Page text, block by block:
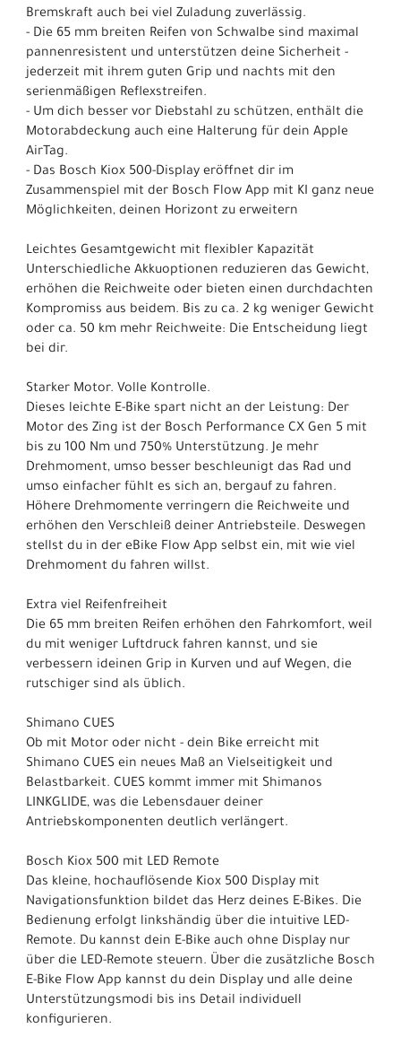
Bremskraft auch bei viel Zuladung zuverlässig.
- Die 65 mm breiten Reifen von Schwalbe sind maximal
pannenresistent und unterstützen deine Sicherheit -
jederzeit mit ihrem guten Grip und nachts mit den
serienmäßigen Reflexstreifen.
- Um dich besser vor Diebstahl zu schützen, enthält die
Motorabdeckung auch eine Halterung für dein Apple
AirTag.
- Das Bosch Kiox 500-Display eröffnet dir im
Zusammenspiel mit der Bosch Flow App mit KI ganz neue
Möglichkeiten, deinen Horizont zu erweitern
Leichtes Gesamtgewicht mit flexibler Kapazität
Unterschiedliche Akkuoptionen reduzieren das Gewicht,
erhöhen die Reichweite oder bieten einen durchdachten
Kompromiss aus beidem. Bis zu ca. 2 kg weniger Gewicht
oder ca. 50 km mehr Reichweite: Die Entscheidung liegt
bei dir.
Starker Motor. Volle Kontrolle.
Dieses leichte E-Bike spart nicht an der Leistung: Der
Motor des Zing ist der Bosch Performance CX Gen 5 mit
bis zu 100 Nm und 750% Unterstützung. Je mehr
Drehmoment, umso besser beschleunigt das Rad und
umso einfacher fühlt es sich an, bergauf zu fahren.
Höhere Drehmomente verringern die Reichweite und
erhöhen den Verschleiß deiner Antriebsteile. Deswegen
stellst du in der eBike Flow App selbst ein, mit wie viel
Drehmoment du fahren willst.
Extra viel Reifenfreiheit
Die 65 mm breiten Reifen erhöhen den Fahrkomfort, weil
du mit weniger Luftdruck fahren kannst, und sie
verbessern ideinen Grip in Kurven und auf Wegen, die
rutschiger sind als üblich.
Shimano CUES
Ob mit Motor oder nicht - dein Bike erreicht mit
Shimano CUES ein neues Maß an Vielseitigkeit und
Belastbarkeit. CUES kommt immer mit Shimanos
LINKGLIDE, was die Lebensdauer deiner
Antriebskomponenten deutlich verlängert.
Bosch Kiox 500 mit LED Remote
Das kleine, hochauflösende Kiox 500 Display mit
Navigationsfunktion bildet das Herz deines E-Bikes. Die
Bedienung erfolgt linkshändig über die intuitive LED-
Remote. Du kannst dein E-Bike auch ohne Display nur
über die LED-Remote steuern. Über die zusätzliche Bosch
E-Bike Flow App kannst du dein Display und alle deine
Unterstützungsmodi bis ins Detail individuell
konfigurieren.